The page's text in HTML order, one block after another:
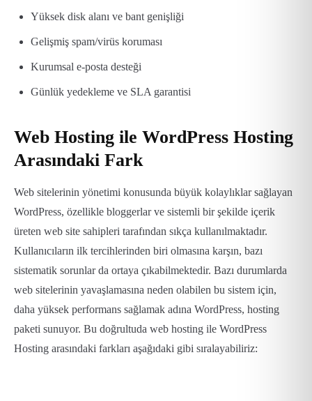
Yüksek disk alanı ve bant genişliği
Gelişmiş spam/virüs koruması
Kurumsal e-posta desteği
Günlük yedekleme ve SLA garantisi
Web Hosting ile WordPress Hosting
Arasındaki Fark
Web sitelerinin yönetimi konusunda büyük kolaylıklar sağlayan
WordPress, özellikle bloggerlar ve sistemli bir şekilde içerik
üreten web site sahipleri tarafından sıkça kullanılmaktadır.
Kullanıcıların ilk tercihlerinden biri olmasına karşın, bazı
sistematik sorunlar da ortaya çıkabilmektedir. Bazı durumlarda
web sitelerinin yavaşlamasına neden olabilen bu sistem için,
daha yüksek performans sağlamak adına WordPress, hosting
paketi sunuyor. Bu doğrultuda web hosting ile WordPress
Hosting arasındaki farkları aşağıdaki gibi sıralayabiliriz: